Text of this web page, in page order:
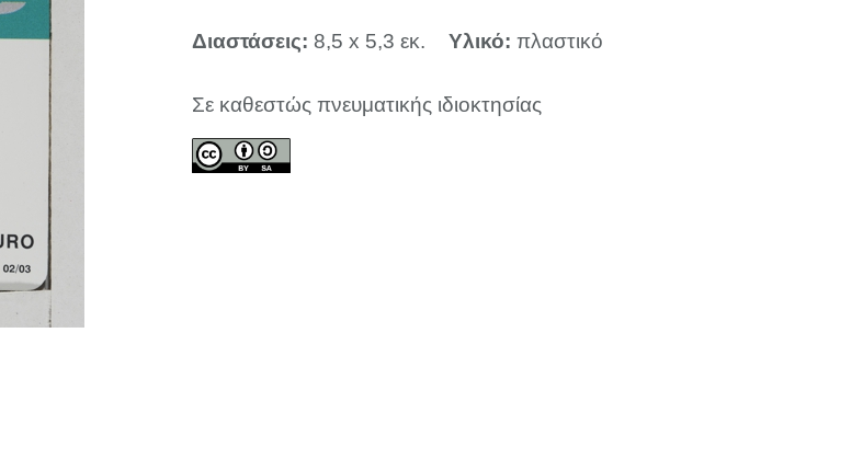
Διαστάσεις: 8,5 x 5,3 εκ. Υλικό: πλαστικό
Σε καθεστώς πνευματικής ιδιοκτησίας